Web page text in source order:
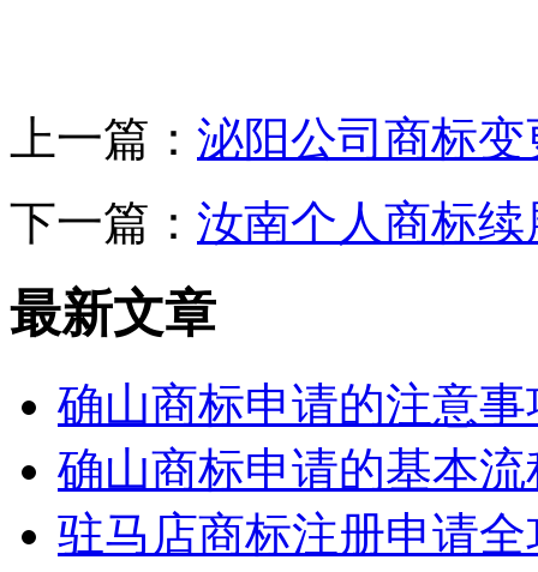
上一篇： 泌阳公司商标
下一篇： 汝南个人商标
最新文章
确山商标申请的注意事
确山商标申请的基本流
驻马店商标注册申请全